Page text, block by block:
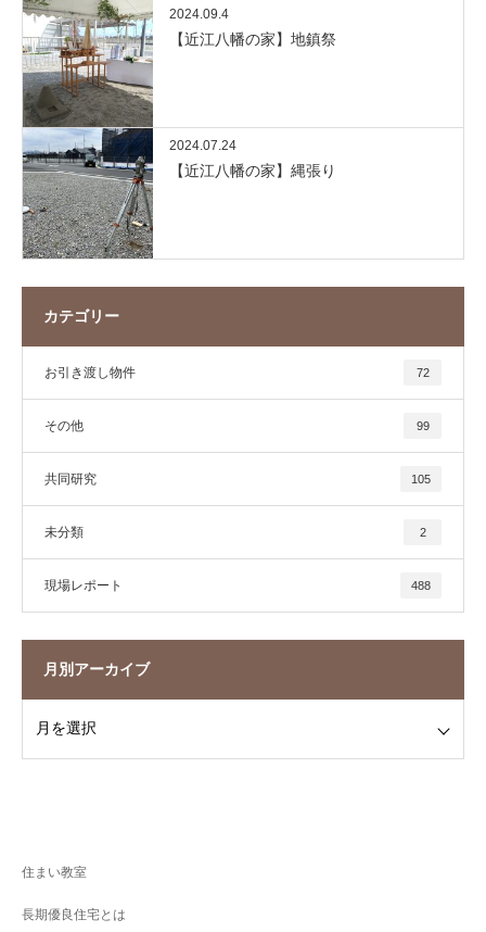
2024.09.4
【近江八幡の家】地鎮祭
2024.07.24
【近江八幡の家】縄張り
カテゴリー
お引き渡し物件 72
その他 99
共同研究 105
未分類 2
現場レポート 488
月別アーカイブ
住まい教室
長期優良住宅とは